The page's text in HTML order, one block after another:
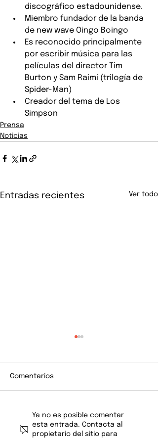
discográfico estadounidense.
Miembro fundador de la banda
de new wave Oingo Boingo
Es reconocido principalmente
por escribir música para las
películas del director Tim
Burton y Sam Raimi (trilogía de
Spider-Man)
Creador del tema de Los
Simpson
Prensa
Noticias
Entradas recientes Ver todo
Comentarios
Ya no es posible comentar
esta entrada. Contacta al
propietario del sitio para